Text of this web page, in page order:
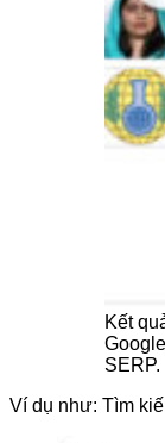
Kết
SERP.
Ví dụ như: Tìm